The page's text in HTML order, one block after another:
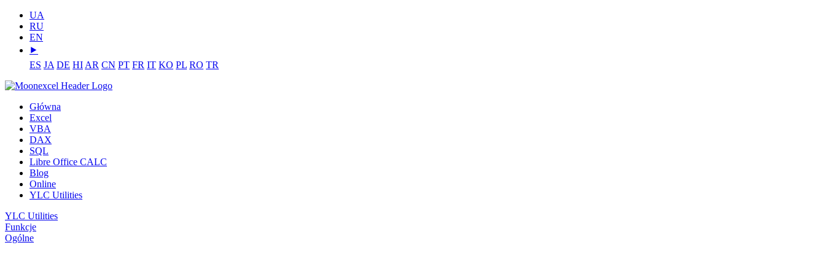
UA
RU
EN
⯈
ES JA DE HI AR CN PT FR IT KO PL RO TR
Główna
Excel
VBA
DAX
SQL
Libre Office CALC
Blog
Online
YLC Utilities
YLC Utilities
Funkcje
Ogólne